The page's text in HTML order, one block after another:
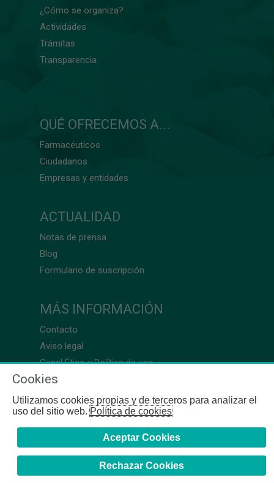
¿Cómo se organiza?
Actividades
Trámitas
Transparencia
QUÉ OFRECEMOS A...
Farmacéuticos
Ciudadanos
Empresas y entidades
ACTUALIDAD
Notas de prensa
Blog
Formulario de suscripción
MÁS INFORMACIÓN
Contacto
Aviso legal
Canal Ético y Política de uso
Cookies
Utilizamos cookies propias y de terceros para analizar el
uso del sitio web.Política de cookies
Aceptar Cookies
Rechazar Cookies